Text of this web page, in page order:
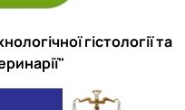
гістології та